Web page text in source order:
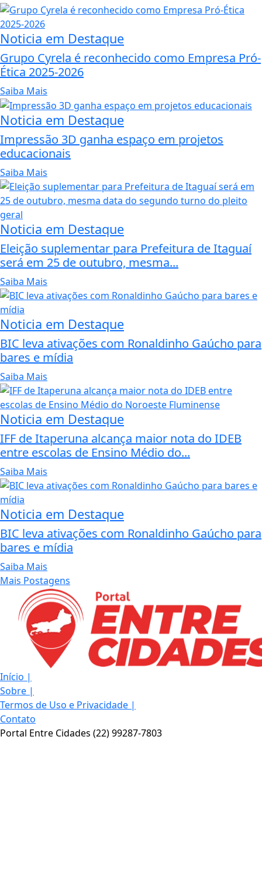
Noticia em Destaque
Grupo Cyrela é reconhecido como Empresa Pró-
Ética 2025-2026
Saiba Mais
Noticia em Destaque
Impressão 3D ganha espaço em projetos
educacionais
Saiba Mais
Noticia em Destaque
Eleição suplementar para Prefeitura de Itaguaí
será em 25 de outubro, mesma...
Saiba Mais
Noticia em Destaque
BIC leva ativações com Ronaldinho Gaúcho para
bares e mídia
Saiba Mais
Noticia em Destaque
IFF de Itaperuna alcança maior nota do IDEB
entre escolas de Ensino Médio do...
Saiba Mais
Noticia em Destaque
BIC leva ativações com Ronaldinho Gaúcho para
bares e mídia
Saiba Mais
Mais Postagens
Início |
Sobre |
Termos de Uso e Privacidade |
Contato
Portal Entre Cidades (22) 99287-7803